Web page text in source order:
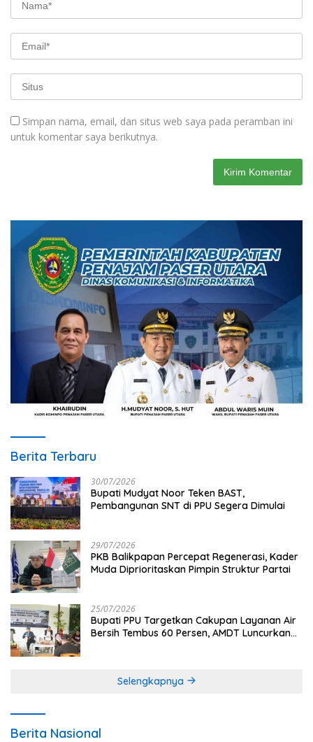
Simpan nama, email, dan situs web saya pada peramban ini
untuk komentar saya berikutnya.
Berita Terbaru
30/07/2026
Bupati Mudyat Noor Teken BAST,
Pembangunan SNT di PPU Segera Dimulai
29/07/2026
PKB Balikpapan Percepat Regenerasi, Kader
Muda Diprioritaskan Pimpin Struktur Partai
25/07/2026
Bupati PPU Targetkan Cakupan Layanan Air
Bersih Tembus 60 Persen, AMDT Luncurkan
Selengkapnya
Berita Nasional